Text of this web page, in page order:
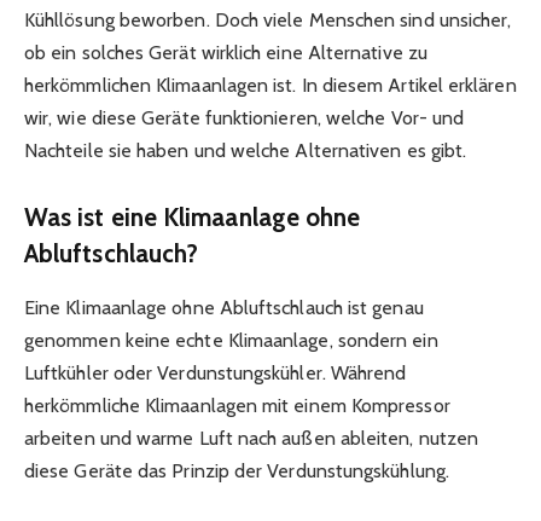
Kühllösung beworben. Doch viele Menschen sind unsicher,
ob ein solches Gerät wirklich eine Alternative zu
herkömmlichen Klimaanlagen ist. In diesem Artikel erklären
wir, wie diese Geräte funktionieren, welche Vor- und
Nachteile sie haben und welche Alternativen es gibt.
Was ist eine Klimaanlage ohne
Abluftschlauch?
Eine Klimaanlage ohne Abluftschlauch ist genau
genommen keine echte Klimaanlage, sondern ein
Luftkühler oder Verdunstungskühler. Während
herkömmliche Klimaanlagen mit einem Kompressor
arbeiten und warme Luft nach außen ableiten, nutzen
diese Geräte das Prinzip der Verdunstungskühlung.